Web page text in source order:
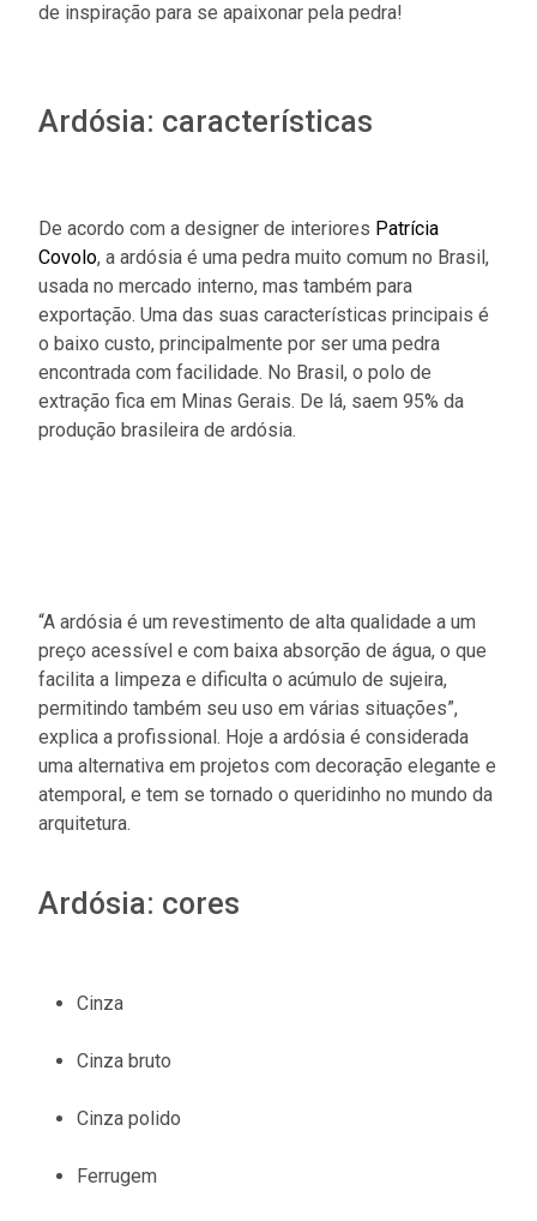
de inspiração para se apaixonar pela pedra!
Ardósia: características
De acordo com a designer de interiores Patrícia
Covolo, a ardósia é uma pedra muito comum no Brasil,
usada no mercado interno, mas também para
exportação. Uma das suas características principais é
o baixo custo, principalmente por ser uma pedra
encontrada com facilidade. No Brasil, o polo de
extração fica em Minas Gerais. De lá, saem 95% da
produção brasileira de ardósia.
“A ardósia é um revestimento de alta qualidade a um
preço acessível e com baixa absorção de água, o que
facilita a limpeza e dificulta o acúmulo de sujeira,
permitindo também seu uso em várias situações”,
explica a profissional. Hoje a ardósia é considerada
uma alternativa em projetos com decoração elegante e
atemporal, e tem se tornado o queridinho no mundo da
arquitetura.
Ardósia: cores
Cinza
Cinza bruto
Cinza polido
Ferrugem